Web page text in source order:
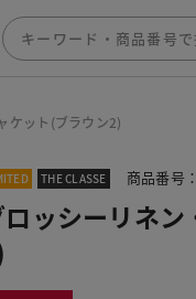
ケット(ブラウン2)
THE CLASSE 商品番号
ッシーリネ